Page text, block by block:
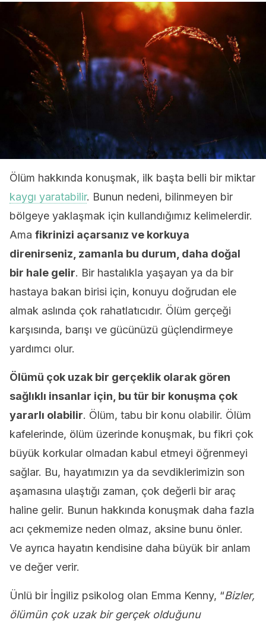
Ölüm hakkında konuşmak, ilk başta belli bir miktar
kaygı yaratabilir. Bunun nedeni, bilinmeyen bir
bölgeye yaklaşmak için kullandığımız kelimelerdir.
Ama fikrinizi açarsanız ve korkuya
direnirseniz, zamanla bu durum, daha doğal
bir hale gelir. Bir hastalıkla yaşayan ya da bir
hastaya bakan birisi için, konuyu doğrudan ele
almak aslında çok rahatlatıcıdır. Ölüm gerçeği
karşısında, barışı ve gücünüzü güçlendirmeye
yardımcı olur.
Ölümü çok uzak bir gerçeklik olarak gören
sağlıklı insanlar için, bu tür bir konuşma çok
yararlı olabilir. Ölüm, tabu bir konu olabilir. Ölüm
kafelerinde, ölüm üzerinde konuşmak, bu fikri çok
büyük korkular olmadan kabul etmeyi öğrenmeyi
sağlar. Bu, hayatımızın ya da sevdiklerimizin son
aşamasına ulaştığı zaman, çok değerli bir araç
haline gelir. Bunun hakkında konuşmak daha fazla
acı çekmemize neden olmaz, aksine bunu önler.
Ve ayrıca hayatın kendisine daha büyük bir anlam
ve değer verir.
Ünlü bir İngiliz psikolog olan Emma Kenny, “Bizler,
ölümün çok uzak bir gerçek olduğunu